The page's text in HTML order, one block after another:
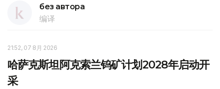
без автора
编译
21:52, 07 8月 2026
哈萨克斯坦阿克索兰钨矿计划2028年启动开
采